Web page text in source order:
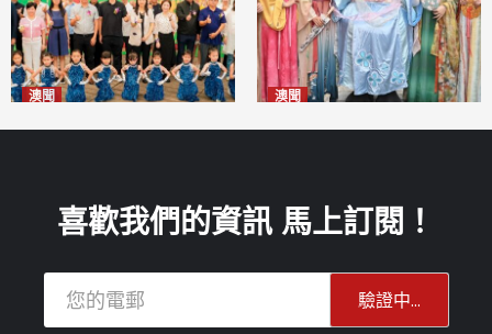
澳聞
2026-08-09
澳聞
喜歡我們的資訊 馬上訂閱！